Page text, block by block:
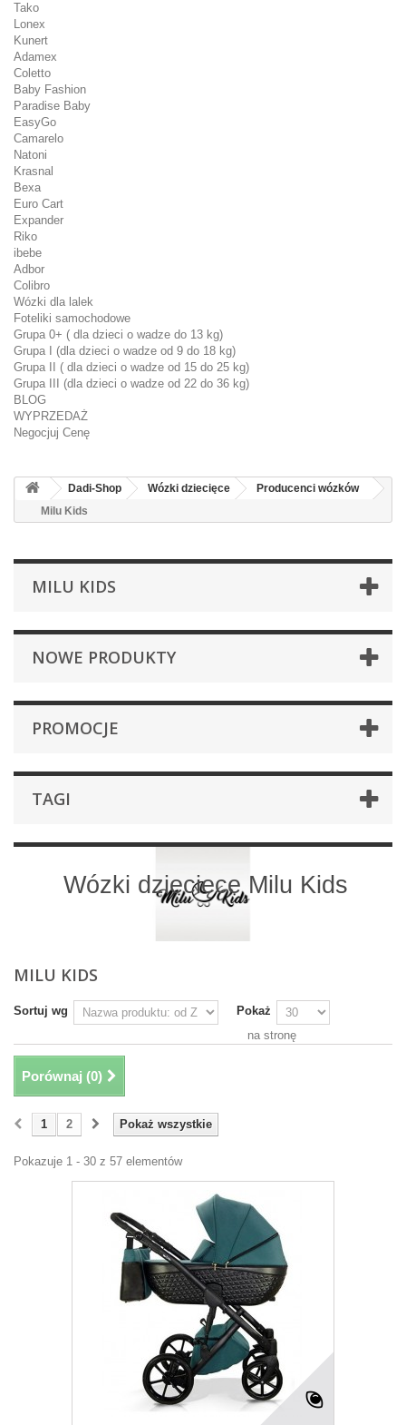
Tako
Lonex
Kunert
Adamex
Coletto
Baby Fashion
Paradise Baby
EasyGo
Camarelo
Natoni
Krasnal
Bexa
Euro Cart
Expander
Riko
ibebe
Adbor
Colibro
Wózki dla lalek
Foteliki samochodowe
Grupa 0+ ( dla dzieci o wadze do 13 kg)
Grupa I (dla dzieci o wadze od 9 do 18 kg)
Grupa II ( dla dzieci o wadze od 15 do 25 kg)
Grupa III (dla dzieci o wadze od 22 do 36 kg)
BLOG
WYPRZEDAŻ
Negocjuj Cenę
Dadi-Shop Wózki dziecięce
Producenci wózków
Milu Kids
MILU KIDS
NOWE PRODUKTY
PROMOCJE
TAGI
Wózki dziecięce Milu Kids
MILU KIDS
Sortuj wg
Pokaż
na stronę
Porównaj (0)
Pokaż wszystkie
1 2
Pokazuje 1 - 30 z 57 elementów